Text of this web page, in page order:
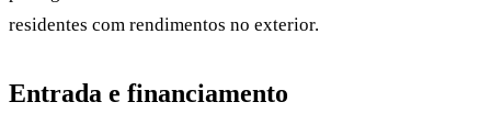
residentes com rendimentos no exterior.
Entrada e financiamento